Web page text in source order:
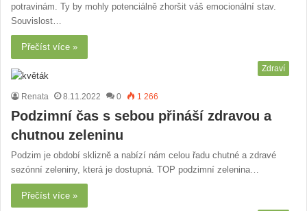
potravinám. Ty by mohly potenciálně zhoršit váš emocionální stav.
Souvislost…
Přečíst více »
Zdraví
Renata 8.11.2022 0 1 266
Podzimní čas s sebou přináší zdravou a
chutnou zeleninu
Podzim je období sklizně a nabízí nám celou řadu chutné a zdravé
sezónní zeleniny, která je dostupná. TOP podzimní zelenina…
Přečíst více »